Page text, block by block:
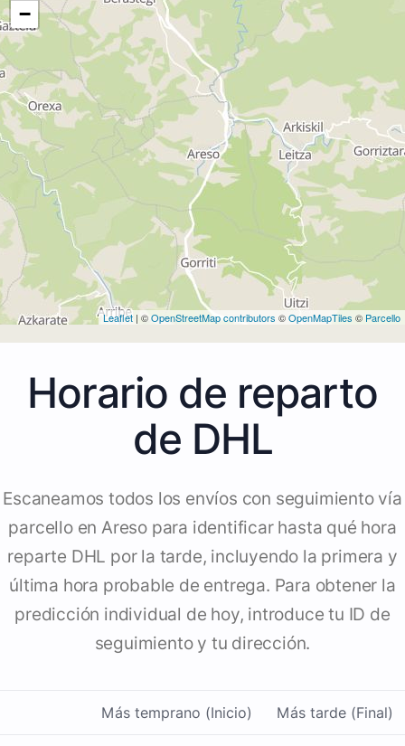
−
Leaflet | ©OpenStreetMap contributors ©OpenMapTiles © Parcello
Horario de reparto
de DHL
Escaneamos todos los envíos con seguimiento vía
parcello en Areso para identificar hasta qué hora
reparte DHL por la tarde, incluyendo la primera y
última hora probable de entrega. Para obtener la
predicción individual de hoy, introduce tu ID de
seguimiento y tu dirección.
Más temprano (Inicio) Más tarde (Final)